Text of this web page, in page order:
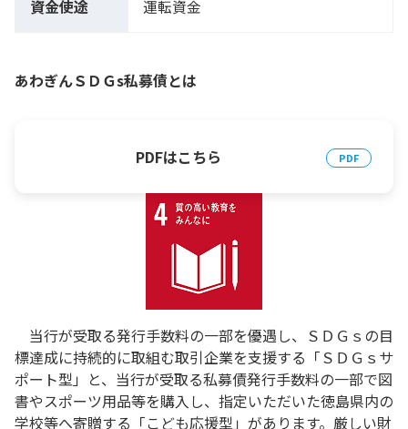
資金使途 運転資金
あわぎんＳＤＧs私募債とは
当行が受取る発行手数料の一部を優遇し、ＳＤＧｓの目
標達成に持続的に取組む取引企業を支援する「ＳＤＧｓサ
ポート型」と、当行が受取る私募債発行手数料の一部で図
書やスポーツ用品等を購入し、指定いただいた徳島県内の
学校等へ寄贈する「こども応援型」があります。厳しい財
PDFはこちら